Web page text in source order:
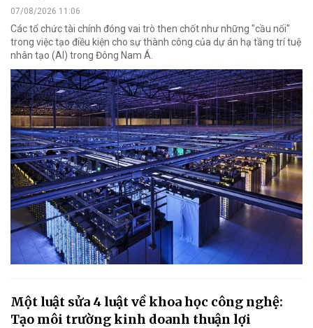
07/08/2026 11:06
Các tổ chức tài chính đóng vai trò then chốt như những "cầu nối"
trong việc tạo điều kiện cho sự thành công của dự án hạ tầng trí tuệ
nhân tạo (AI) trong Đông Nam Á.
Một luật sửa 4 luật về khoa học công nghệ:
Tạo môi trường kinh doanh thuận lợi